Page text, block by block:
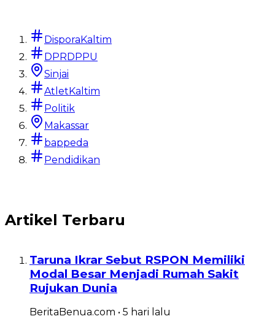
Taruna Ikrar Sebut RSPON
Memiliki Modal Besar
Menjadi Rumah Sakit Rujukan
Dunia
BeritaBenua.com• 5 hari
DisporaKaltim
DPRDPPU
Sinjai
AtletKaltim
Politik
Makassar
bappeda
Pendidikan
Artikel Terbaru
Taruna Ikrar Sebut RSPON Memiliki
Modal Besar Menjadi Rumah Sakit
Rujukan Dunia
BeritaBenua.com • 5 hari lalu